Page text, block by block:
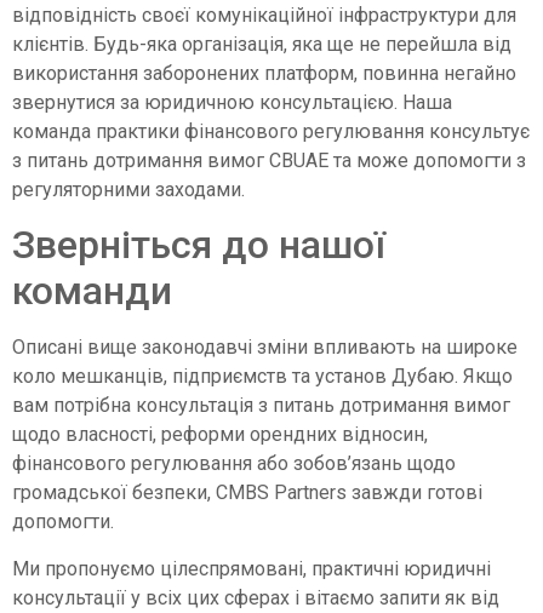
відповідність своєї комунікаційної інфраструктури для
клієнтів. Будь-яка організація, яка ще не перейшла від
використання заборонених платформ, повинна негайно
звернутися за юридичною консультацією. Наша
команда практики фінансового регулювання консультує
з питань дотримання вимог CBUAE та може допомогти з
регуляторними заходами.
Зверніться до нашої
команди
Описані вище законодавчі зміни впливають на широке
коло мешканців, підприємств та установ Дубаю. Якщо
вам потрібна консультація з питань дотримання вимог
щодо власності, реформи орендних відносин,
фінансового регулювання або зобов’язань щодо
громадської безпеки, CMBS Partners завжди готові
допомогти.
Ми пропонуємо цілеспрямовані, практичні юридичні
консультації у всіх цих сферах і вітаємо запити як від